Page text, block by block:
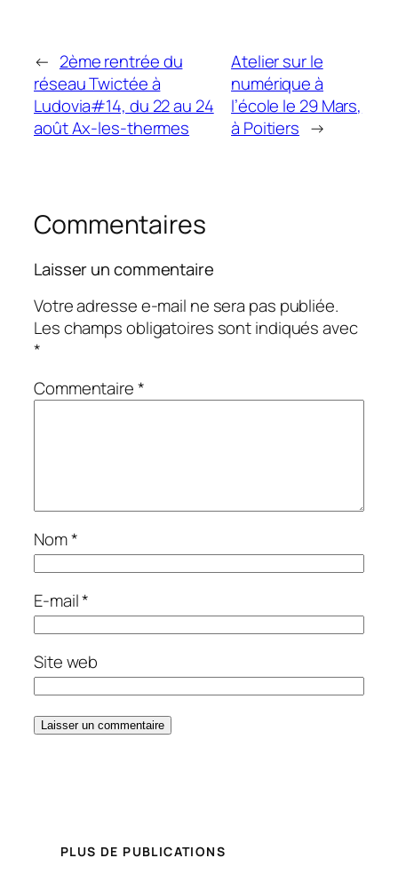
← 2ème rentrée du
réseau Twictée à
Ludovia#14, du 22 au 24
août Ax-les-thermes
Atelier sur le
numérique à
l’école le 29 Mars,
à Poitiers →
Commentaires
Laisser un commentaire
Votre adresse e-mail ne sera pas publiée.
Les champs obligatoires sont indiqués avec
*
Commentaire*
Nom*
E-mail*
Site web
PLUS DE PUBLICATIONS